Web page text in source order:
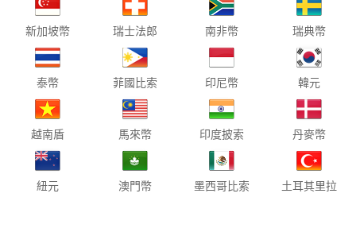
新加坡幣 瑞士法郎 南非幣 瑞典幣
泰幣 菲國比索 印尼幣 韓元
越南盾 馬來幣 印度披索 丹麥幣
紐元 澳門幣 墨西哥比索 土耳其里拉